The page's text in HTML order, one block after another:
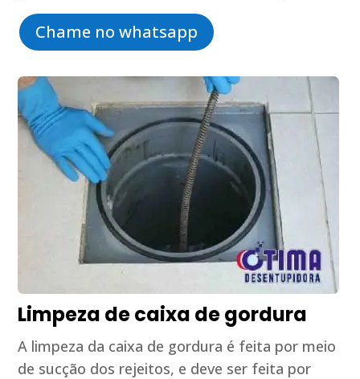
Chame no whatsapp
Limpeza de caixa de gordura
A limpeza da caixa de gordura é feita por meio
de sucção dos rejeitos, e deve ser feita por